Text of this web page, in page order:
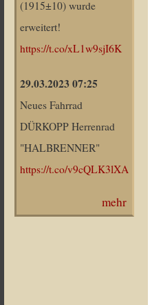
(1915±10) wurde
erweitert!
https://t.co/xL1w9sjI6K
29.03.2023 07:25
Neues Fahrrad
DÜRKOPP Herrenrad
"HALBRENNER"
https://t.co/v9cQLK3lXA
mehr